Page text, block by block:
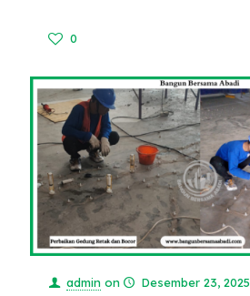
0
admin on Desember 23, 2025